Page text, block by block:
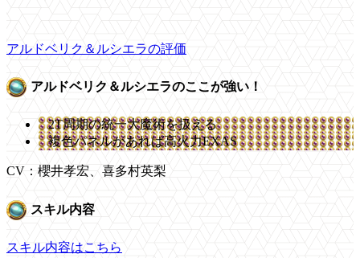
アルドベリク＆ルシエラの評価
アルドベリク＆ルシエラのここが強い！
2T周期の統一大魔術を扱える
複色パネルがあれば高火力EXAS
CV：櫻井孝宏、喜多村英梨
スキル内容
スキル内容はこちら